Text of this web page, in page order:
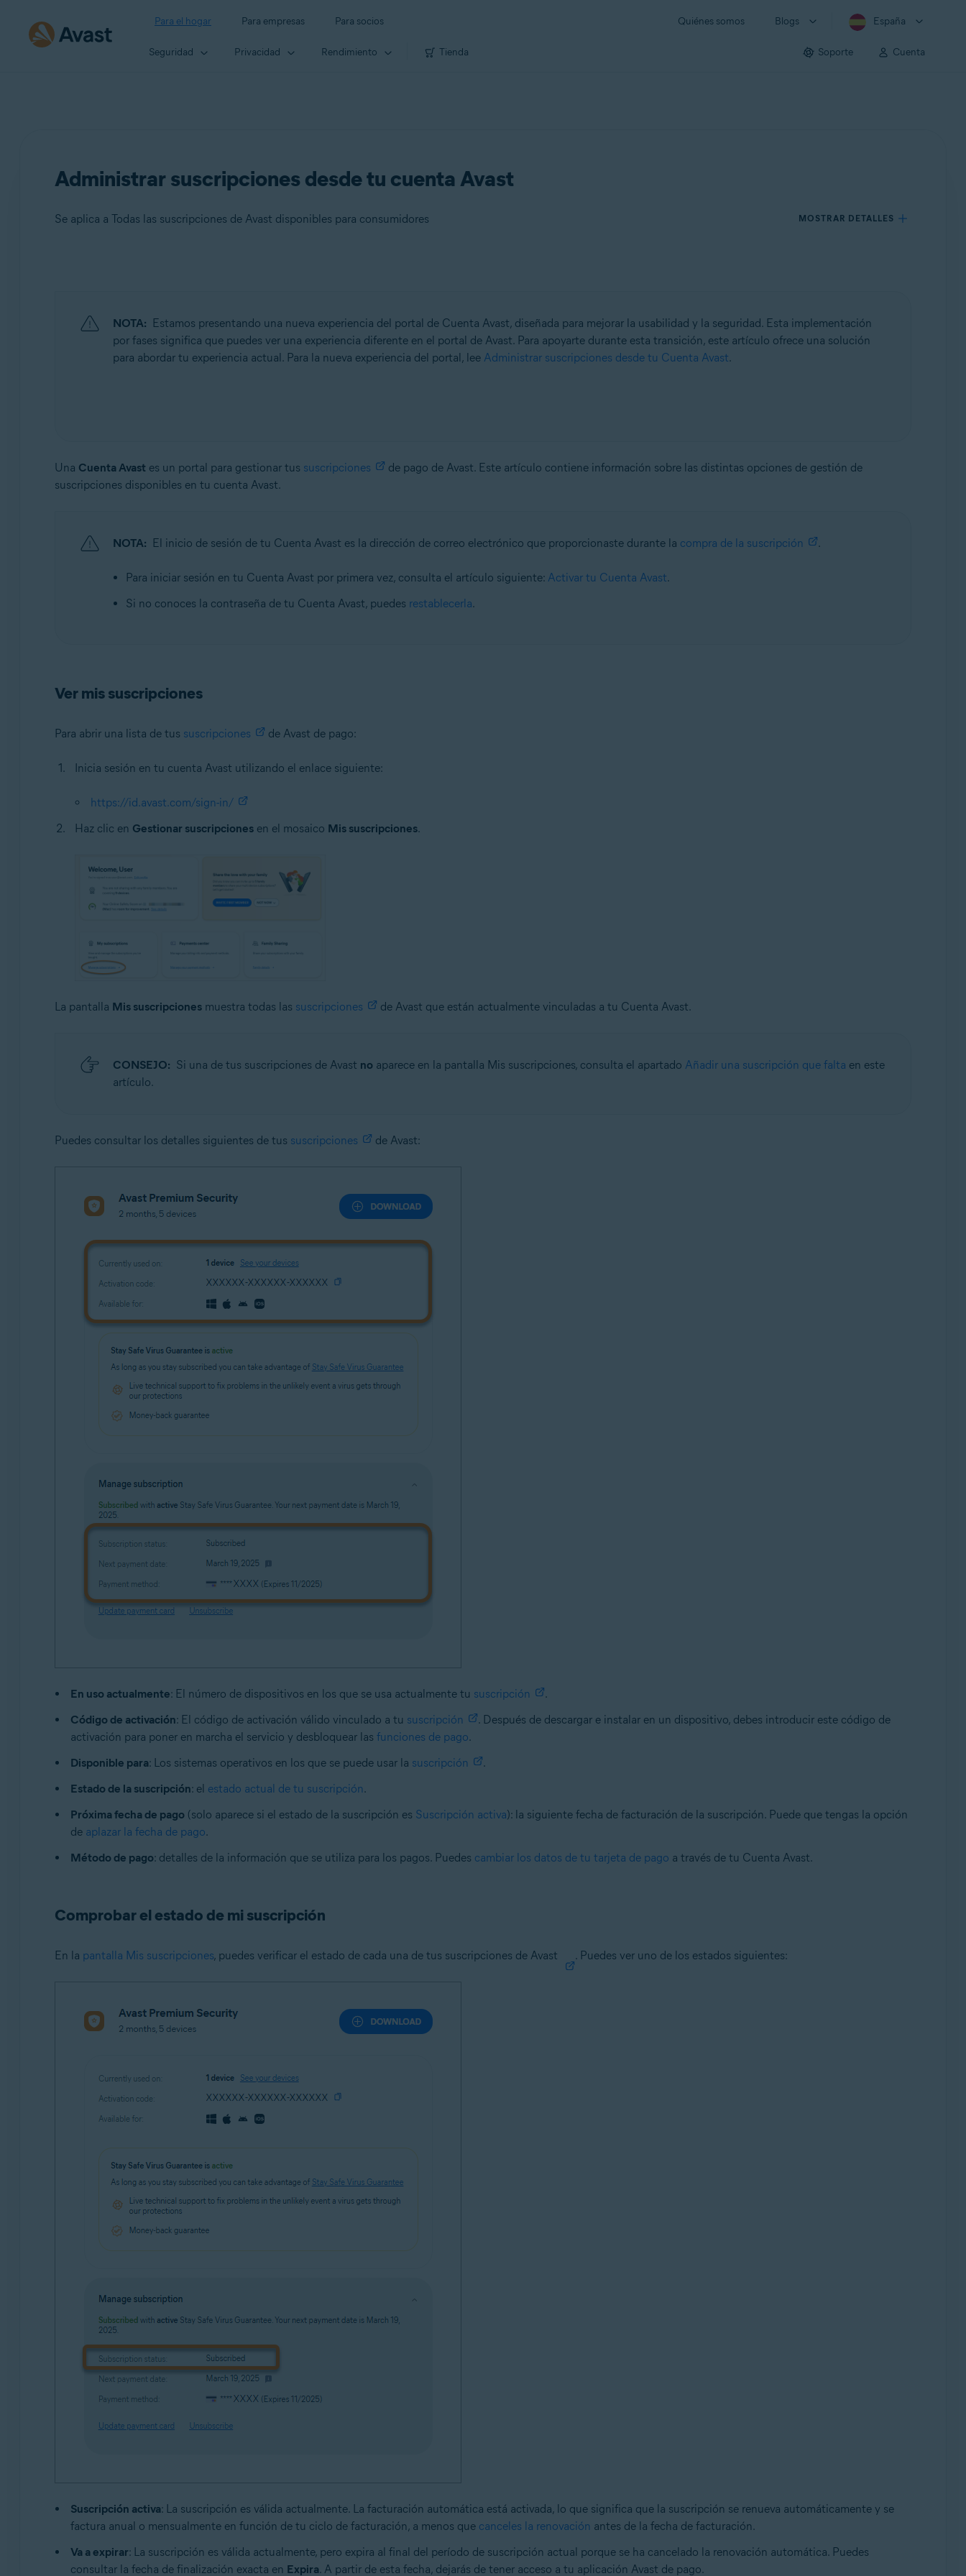
Para el hogar Para empresas Para socios Quiénes somos Blogs España
Seguridad Privacidad Rendimiento Tienda Soporte Cuenta
Administrar suscripciones desde tu cuenta Avast
Se aplica a Todas las suscripciones de Avast disponibles para consumidores MOSTRAR DETALLES
Sistemas operativos:
Todos los sistemas operativos compatibles
NOTA: Estamos presentando una nueva experiencia del portal de Cuenta Avast, diseñada para mejorar la usabilidad y la seguridad. Esta implementación
por fases significa que puedes ver una experiencia diferente en el portal de Avast. Para apoyarte durante esta transición, este artículo ofrece una solución
para abordar tu experiencia actual. Para la nueva experiencia del portal, lee Administrar suscripciones desde tu Cuenta Avast.
Una Cuenta Avast es un portal para gestionar tus suscripciones
de pago de Avast. Este artículo contiene información sobre las distintas opciones de gestión de
suscripciones disponibles en tu cuenta Avast.
NOTA: El inicio de sesión de tu Cuenta Avast es la dirección de correo electrónico que proporcionaste durante la compra de la suscripción .
Para iniciar sesión en tu Cuenta Avast por primera vez, consulta el artículo siguiente: Activar tu Cuenta Avast.
Si no conoces la contraseña de tu Cuenta Avast, puedes restablecerla.
Ver mis suscripciones
Para abrir una lista de tus suscripciones de Avast de pago:
Inicia sesión en tu cuenta Avast utilizando el enlace siguiente:
https://id.avast.com/sign-in/
Haz clic en Gestionar suscripcionesen el mosaico Mis suscripciones.
La pantalla Mis suscripcionesmuestra todas las suscripciones de Avast que están actualmente vinculadas a tu Cuenta Avast.
CONSEJO: Si una de tus suscripciones de Avast no aparece en la pantalla Mis suscripciones, consulta el apartado Añadir una suscripción que falta en este
artículo.
Puedes consultar los detalles siguientes de tus suscripciones de Avast:
En uso actualmente: El número de dispositivos en los que se usa actualmente tu suscripción
.
Código de activación: El código de activación válido vinculado a tu suscripción
. Después de descargar e instalar en un dispositivo, debes introducir este código de
activación para poner en marcha el servicio y desbloquear las funciones de pago.
Disponible para: Los sistemas operativos en los que se puede usar la suscripción
.
Estado de la suscripción: el estado actual de tu suscripción.
Próxima fecha de pago (solo aparece si el estado de la suscripción es Suscripción activa): la siguiente fecha de facturación de la suscripción. Puede que tengas la opción
de aplazar la fecha de pago.
Método de pago: detalles de la información que se utiliza para los pagos. Puedes cambiar los datos de tu tarjeta de pago a través de tu Cuenta Avast.
Comprobar el estado de mi suscripción
En la pantalla Mis suscripciones, puedes verificar el estado de cada una de tus suscripciones de Avast . Puedes ver uno de los estados siguientes:
Suscripción activa: La suscripción es válida actualmente. La facturación automática está activada, lo que significa que la suscripción se renueva automáticamente y se
factura anual o mensualmente en función de tu ciclo de facturación, a menos que canceles la renovación antes de la fecha de facturación.
Va a expirar: La suscripción es válida actualmente, pero expira al final del período de suscripción actual porque se ha cancelado la renovación automática. Puedes
consultar la fecha de finalización exacta en Expira. A partir de esta fecha, dejarás de tener acceso a tu aplicación Avast de pago.